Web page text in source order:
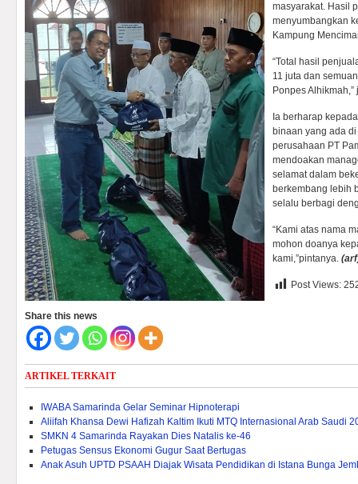
masyarakat. Hasil
menyumbangkan
Kampung
“Total hasil
11 juta dan
Ponpes
Ia berharap
binaan yang ada
perusahaan PT
mendoakan
selamat dalam
berkembang lebih
selalu berbagi
“Kami atas nama
mohon doanya
kami,”pintanya.
Post Views:
Share this news
ARTIKEL TERKAIT
IWABA Samarinda Gelar Seminar Hipnoterapi
Aliifah Khansa Dewi Hafizah Kaltim Ikuti MTQ Internasional Arab Saudi
SMKN 4 Samarinda Rayakan Dies Natalis ke-46
Petugas Sensus Ekonomi Gugur Saat Bertugas
Anak Asuh UPTD PSAAH Diajak Wisata Pendidikan di Istana Bunga